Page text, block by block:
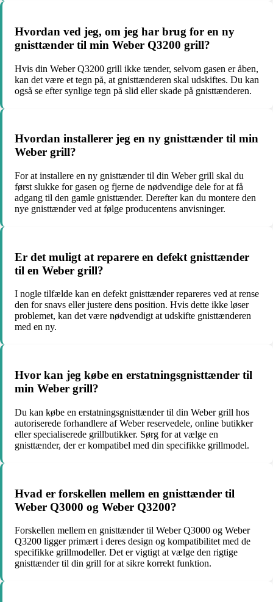
Hvordan ved jeg, om jeg har brug for en ny
gnisttænder til min Weber Q3200 grill?
Hvis din Weber Q3200 grill ikke tænder, selvom gasen er åben,
kan det være et tegn på, at gnisttænderen skal udskiftes. Du kan
også se efter synlige tegn på slid eller skade på gnisttænderen.
Hvordan installerer jeg en ny gnisttænder til min
Weber grill?
For at installere en ny gnisttænder til din Weber grill skal du
først slukke for gasen og fjerne de nødvendige dele for at få
adgang til den gamle gnisttænder. Derefter kan du montere den
nye gnisttænder ved at følge producentens anvisninger.
Er det muligt at reparere en defekt gnisttænder
til en Weber grill?
I nogle tilfælde kan en defekt gnisttænder repareres ved at rense
den for snavs eller justere dens position. Hvis dette ikke løser
problemet, kan det være nødvendigt at udskifte gnisttænderen
med en ny.
Hvor kan jeg købe en erstatningsgnisttænder til
min Weber grill?
Du kan købe en erstatningsgnisttænder til din Weber grill hos
autoriserede forhandlere af Weber reservedele, online butikker
eller specialiserede grillbutikker. Sørg for at vælge en
gnisttænder, der er kompatibel med din specifikke grillmodel.
Hvad er forskellen mellem en gnisttænder til
Weber Q3000 og Weber Q3200?
Forskellen mellem en gnisttænder til Weber Q3000 og Weber
Q3200 ligger primært i deres design og kompatibilitet med de
specifikke grillmodeller. Det er vigtigt at vælge den rigtige
gnisttænder til din grill for at sikre korrekt funktion.